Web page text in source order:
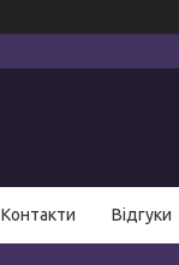
Контакти Відгуки